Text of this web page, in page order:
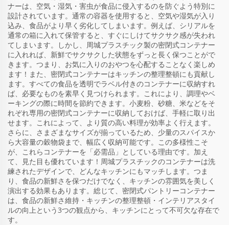
ナーは、空気・湿気・害虫が食品に侵入するのを防ぐよう特別に
設計されています。通常の容器を使用すると、空気や湿気が入り
込み、食品がより早く劣化してしまいます。例えば、シリアルを
通常の箱に入れて保管すると、すぐにしけてサクサク感が失われ
てしまいます。しかし、周城プラスチック製の密閉式コンテナー
に入れれば、新鮮でサクサクした状態をずっと長く保つことがで
きます。つまり、お気に入りのおやつを心配することなく楽しめ
ます！また、密閉式コンテナーはキッチンの整理整頓にも貢献し
ます。すべての食品を透明でラベル付きのコンテナーに収納すれ
ば、必要なものを素早く見つけられます。これにより、調理やベ
ーキングの際に時間を節約できます。小麦粉、砂糖、米などをそ
れぞれ専用の密閉式コンテナーに収納しておけば、手軽に取り出
せます。これによって、より質の高い料理が効率よく行えます。
さらに、さまざまなサイズが揃っているため、少量のスパイスか
ら大容量の穀物袋まで、幅広く収納可能です。この多様性こそ
が、これらコンテナーを「必需品」としている理由です。加え
て、見た目も優れています！周城プラスチックのコンテナーは洗
練されたデザインで、どんなキッチンにもマッチします。つま
り、食品の新鮮さを保つだけでなく、キッチンの雰囲気を美しく
演出する効果もあります。総じて、密閉式パントリーコンテナー
は、食品の新鮮さ維持・キッチンの整理整頓・インテリアスタイ
ルの向上という3つの観点から、キッチンにとって不可欠な存在で
す。